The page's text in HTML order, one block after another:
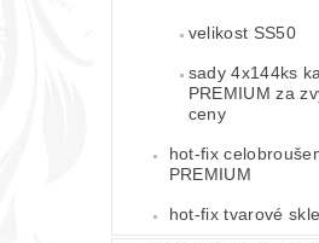
velikost SS50
sady 4x144ks
PREMIUM za
ceny
hot-fix
PREMIUM
hot-fix tvarové